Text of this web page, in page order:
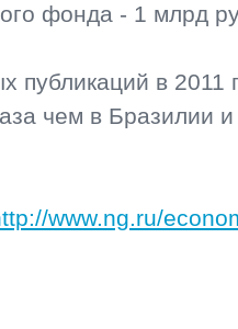
фонда - 1 млрд
публикаций в 2011
чем в Бразилии
www.ng.ru/